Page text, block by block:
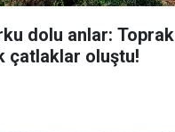
dolu anlar: Toprak
çatlaklar oluştu!